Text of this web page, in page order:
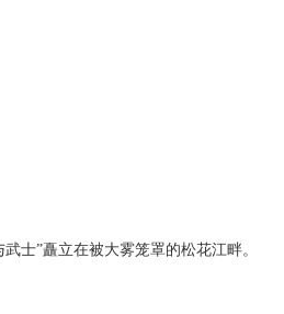
士”矗立在被大雾笼罩的松花江畔。